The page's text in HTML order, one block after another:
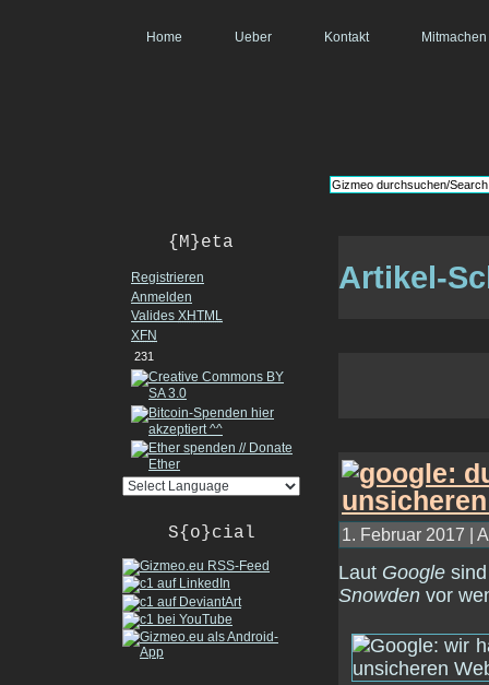
Home Ueber Kontakt Mitmachen
{M}eta
Registrieren
Anmelden
Valides XHTML
XFN
231
S{o}cial
Artikel-
1. Februar 2017 |
Laut Google
Snowden vor